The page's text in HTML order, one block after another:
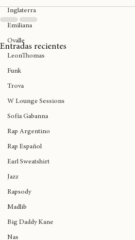
Birmingham
Inglaterra
Emiliana
Ovalle
LeonThomas
Funk
Trova
W Lounge Sessions
Sofía Gabanna
Rap Argentino
Rap Español
Earl Sweatshirt
Jazz
Rapsody
Madlib
Big Daddy Kane
Entradas recientes